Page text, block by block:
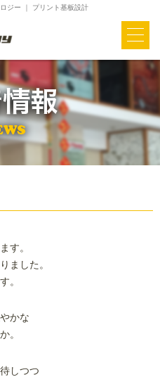
ジー ｜ プリント基板設計
す。
ました。
。
かな
。
しつつ